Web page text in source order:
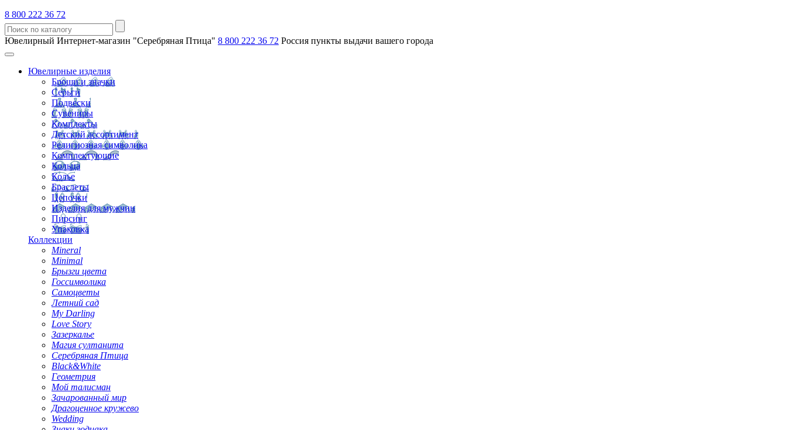
8 800 222 36 72
Ювелирный Интернет-магазин "Серебряная Птица" 8 800 222 36 72 Россия пункты выдачи вашего города
Ювелирные изделия
Броши и значки
Серьги
Подвески
Сувениры
Комплекты
Детский ассортимент
Религиозная символика
Комплектующие
Кольца
Колье
Браслеты
Цепочки
Изделия для мужчин
Пирсинг
Упаковка
Коллекции
Mineral
Minimal
Брызги цвета
Госсимволика
Самоцветы
Летний сад
My Darling
Love Story
Зазеркалье
Магия султанита
Серебряная Птица
Black&White
Геометрия
Мой талисман
Зачарованный мир
Драгоценное кружево
Wedding